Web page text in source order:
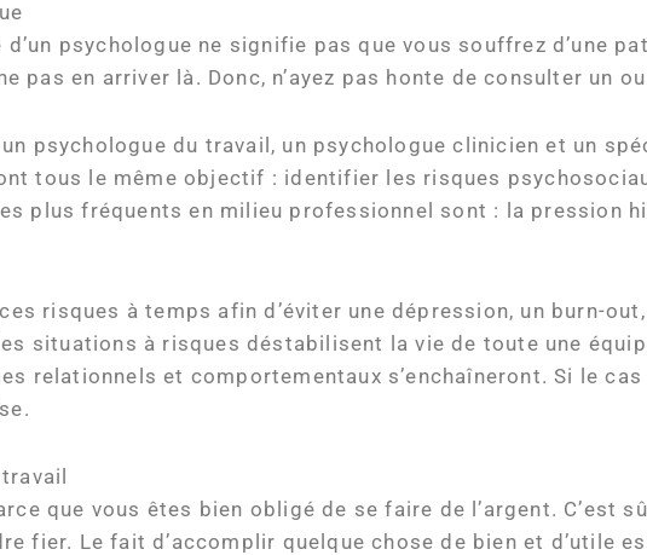
psychologue ne signifie pas que vous souffrez d’une
pas en arriver là. Donc, n’ayez pas honte de consulter un
psychologue du travail, un psychologue clinicien et un
tous le même objectif : identifier les risques
plus fréquents en milieu professionnel sont : la pression
risques à temps afin d’éviter une dépression, un burn-
situations à risques déstabilisent la vie de toute une
relationnels et comportementaux s’enchaîneront. Si le cas
que vous êtes bien obligé de se faire de l’argent. C’est
fier. Le fait d’accomplir quelque chose de bien et d’utile